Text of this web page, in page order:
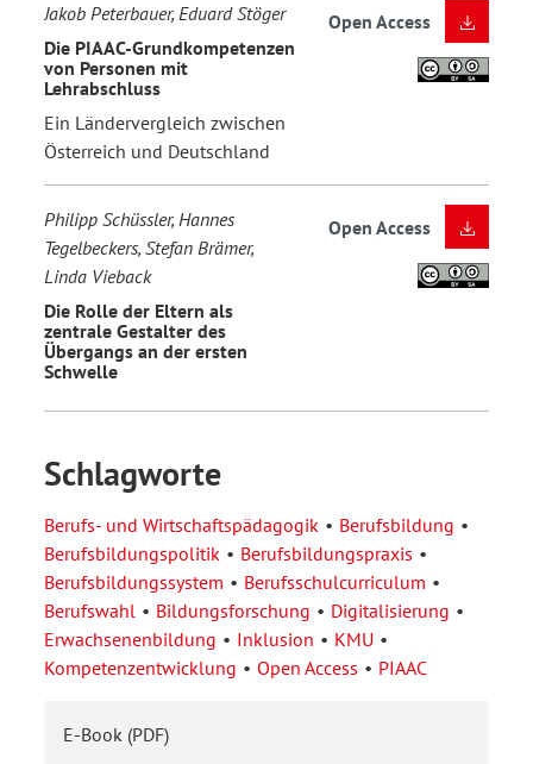
Jakob Peterbauer, Eduard Stöger
Die PIAAC-Grundkompetenzen
von Personen mit
Lehrabschluss
Ein Ländervergleich zwischen
Österreich und Deutschland
Open Access
Philipp Schüssler, Hannes
Tegelbeckers, Stefan Brämer,
Linda Vieback
Die Rolle der Eltern als
zentrale Gestalter des
Übergangs an der ersten
Schwelle
Open Access
Schlagworte
Berufs- und Wirtschaftspädagogik
Berufsbildung
Berufsbildungspolitik
Berufsbildungspraxis
Berufsbildungssystem
Berufsschulcurriculum
Berufswahl
Bildungsforschung
Digitalisierung
Erwachsenenbildung
Inklusion
KMU
Kompetenzentwicklung
Open Access PIAAC
E-Book (PDF)